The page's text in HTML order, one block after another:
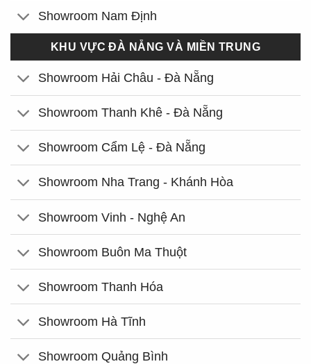
Showroom Nam Định
KHU VỰC ĐÀ NẴNG VÀ MIỀN TRUNG
Showroom Hải Châu - Đà Nẵng
Showroom Thanh Khê - Đà Nẵng
Showroom Cẩm Lệ - Đà Nẵng
Showroom Nha Trang - Khánh Hòa
Showroom Vinh - Nghệ An
Showroom Buôn Ma Thuột
Showroom Thanh Hóa
Showroom Hà Tĩnh
Showroom Quảng Bình